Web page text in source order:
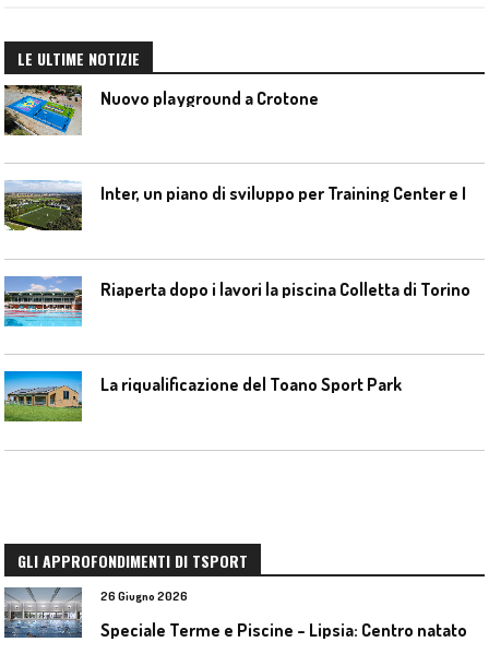
LE ULTIME NOTIZIE
Nuovo playground a Crotone
Riaperta dopo i lavori la piscina Colletta di Torino
La riqualificazione del Toano Sport Park
GLI APPROFONDIMENTI DI TSPORT
26 Giugno 2026